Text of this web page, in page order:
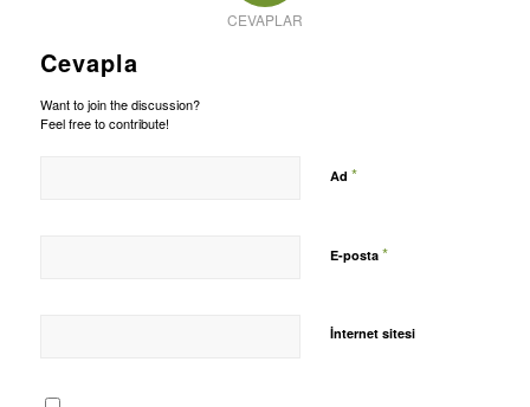
CEVAPLAR
Cevapla
Want to join the discussion?
Feel free to contribute!
Ad *
E-posta *
İnternet sitesi